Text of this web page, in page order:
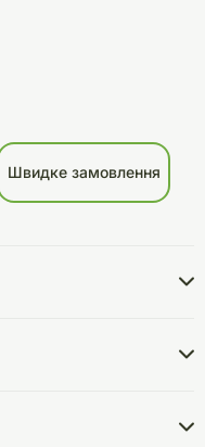
Швидке замовлення